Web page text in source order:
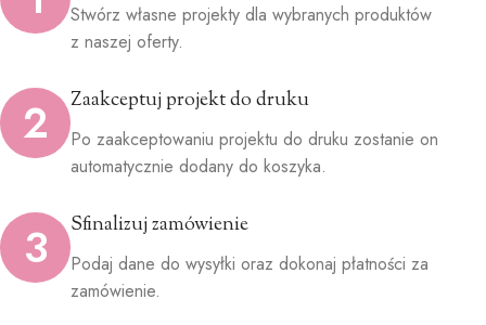
Stwórz własne projekty dla wybranych produktów
z naszej oferty.
2 Zaakceptuj projekt do druku
Po zaakceptowaniu projektu do druku zostanie on
automatycznie dodany do koszyka.
3 Sfinalizuj zamówienie
Podaj dane do wysyłki oraz dokonaj płatności za
zamówienie.